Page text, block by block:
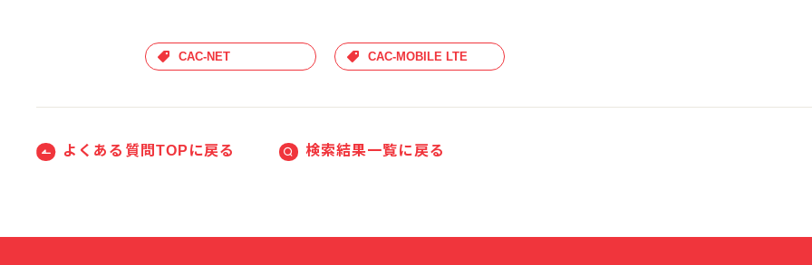
CAC-NET CAC-MOBILE LTE
よくある質問TOPに戻る 検索結果一覧に戻る